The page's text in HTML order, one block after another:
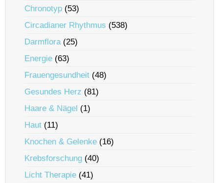
Chronotyp (53)
Circadianer Rhythmus (538)
Darmflora(25)
Energie (63)
Frauengesundheit (48)
Gesundes Herz (81)
Haare & Nägel (1)
Haut (11)
Knochen & Gelenke (16)
Krebsforschung (40)
Licht Therapie (41)